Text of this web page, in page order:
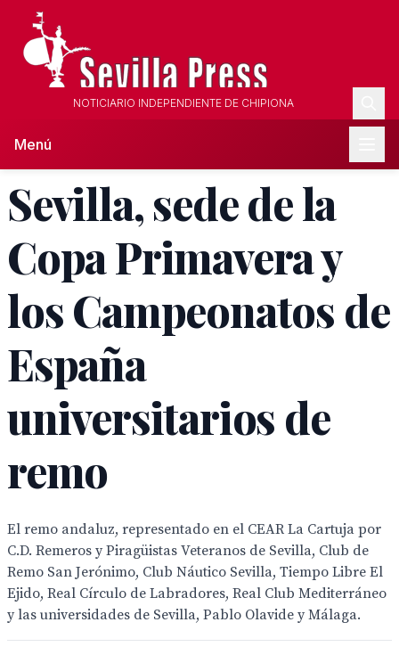
NOTICIARIO INDEPENDIENTE DE CHIPIONA
Menú
Sevilla, sede de la
Copa Primavera y
los Campeonatos de
España
universitarios de
remo
El remo andaluz, representado en el CEAR La Cartuja por
C.D. Remeros y Piragüistas Veteranos de Sevilla, Club de
Remo San Jerónimo, Club Náutico Sevilla, Tiempo Libre El
Ejido, Real Círculo de Labradores, Real Club Mediterráneo
y las universidades de Sevilla, Pablo Olavide y Málaga.